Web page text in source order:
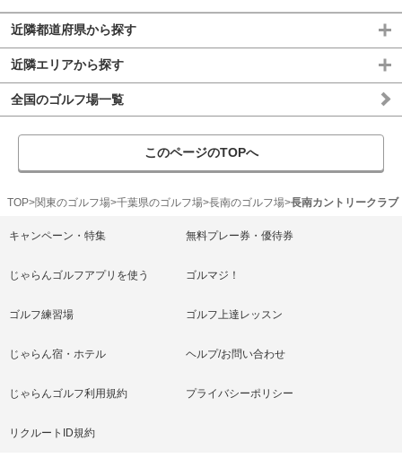
近隣都道府県から探す
近隣エリアから探す
全国のゴルフ場一覧
このページのTOPへ
TOP 関東のゴルフ場 千葉県のゴルフ場 長南のゴルフ場 長南カントリークラブ
キャンペーン・特集 無料プレー券・優待券
じゃらんゴルフアプリを使う ゴルマジ！
ゴルフ練習場 ゴルフ上達レッスン
じゃらん宿・ホテル ヘルプ/お問い合わせ
じゃらんゴルフ利用規約 プライバシーポリシー
リクルートID規約